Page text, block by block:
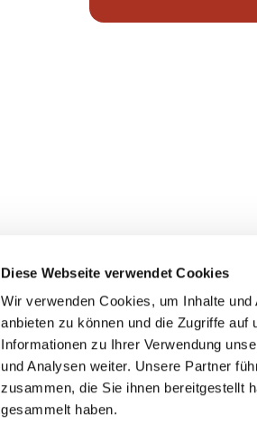
Diese Webseite verwendet Cookies
Wir verwenden Cookies, um Inhalte
anbieten zu können und die Zugriffe
Informationen zu Ihrer Verwendung
und Analysen weiter. Unsere Partner
zusammen, die Sie ihnen bereitgestellt
gesammelt haben.